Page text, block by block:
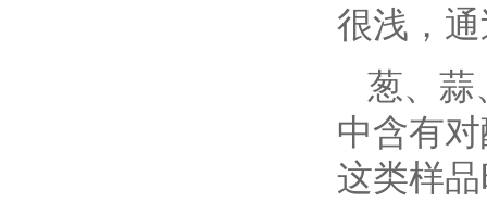
很浅，
葱、蒜
中含有
这类样